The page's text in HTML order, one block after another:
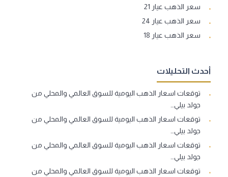
سعر الذهب عيار 21
سعر الذهب عيار 24
سعر الذهب عيار 18
أحدث التحليلات
توقعات اسعار الذهب اليومية للسوق العالمي والمحلي من
جولد بيلي…
توقعات اسعار الذهب اليومية للسوق العالمي والمحلي من
جولد بيلي…
توقعات اسعار الذهب اليومية للسوق العالمي والمحلي من
جولد بيلي…
توقعات اسعار الذهب اليومية للسوق العالمي والمحلي من